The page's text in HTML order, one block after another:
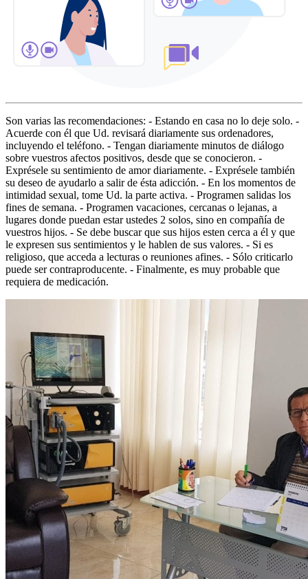
Son varias las recomendaciones: - Estando en casa no lo deje solo. -
Acuerde con él que Ud. revisará diariamente sus ordenadores,
incluyendo el teléfono. - Tengan diariamente minutos de diálogo
sobre vuestros afectos positivos, desde que se conocieron. -
Exprésele su sentimiento de amor diariamente. - Exprésele también
su deseo de ayudarlo a salir de ésta adicción. - En los momentos de
intimidad sexual, tome Ud. la parte activa. - Programen salidas los
fines de semana. - Programen vacaciones, cercanas o lejanas, a
lugares donde puedan estar ustedes 2 solos, sino en compañía de
vuestros hijos. - Se debe buscar que sus hijos esten cerca a él y que
le expresen sus sentimientos y le hablen de sus valores. - Si es
religioso, que acceda a lecturas o reuniones afines. - Sólo criticarlo
puede ser contraproducente. - Finalmente, es muy probable que
requiera de medicación.